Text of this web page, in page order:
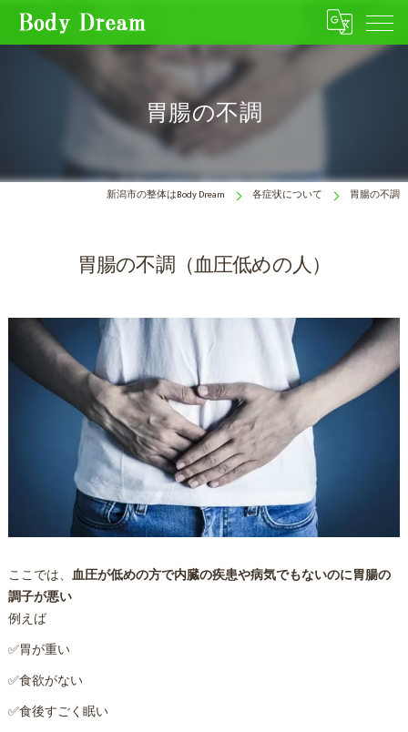
胃腸の不調
新潟市の整体はBody Dream 各症状について 胃腸の不調
胃腸の不調（血圧低めの人）
ここでは、 血圧が低めの方で内臓の疾患や病気でもないのに胃腸の
調子が悪い
例えば
✅胃が重い
✅食欲がない
✅食後すごく眠い